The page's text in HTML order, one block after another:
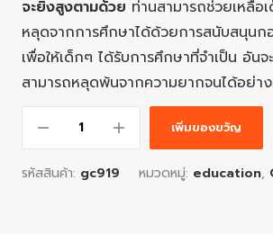
จะยิ่งสูงตามด้วย ท่านสามารถช่วยเหลือ
หลุดจากการศึกษาได้ด้วยการสนับสนุนก
เพื่อให้เด็กๆ ได้รับการศึกษาที่จำเป็น อันจ
สามารถหลุดพ้นจากความยากจนได้อย่า
เพิ่มของขวัญ
รหัสสินค้า: gc919 หมวดหมู่: education,